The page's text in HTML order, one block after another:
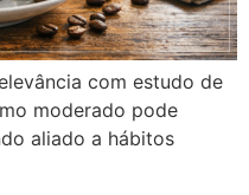
com estudo de
moderado pode
aliado a hábitos